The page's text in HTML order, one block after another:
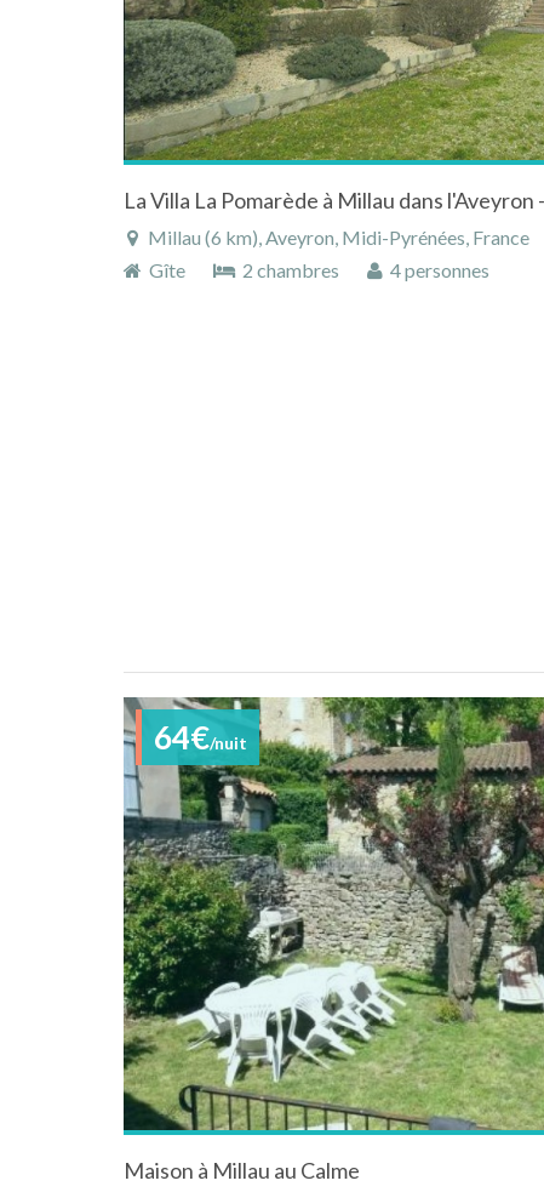
La Villa La Pomarède à Millau dans l'Aveyron
Millau (6 km), Aveyron, Midi-Pyrénées, France
Gîte
2 chambres 4 personnes
64€/nuit
Maison à Millau au Calme